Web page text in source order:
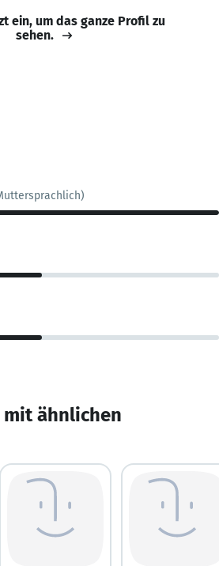
ein, um das ganze Profil zu
sehen.
mit ähnlichen